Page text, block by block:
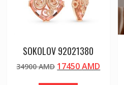
SOKOLOV 92021380
34900AMD Original
17450AMD